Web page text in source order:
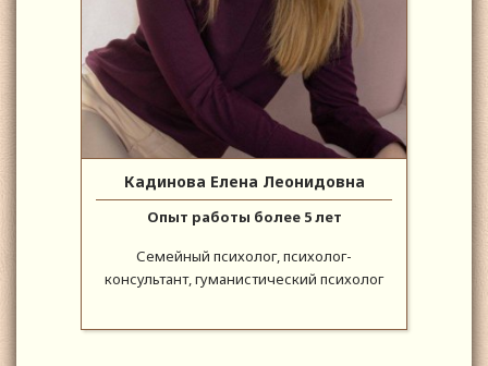
Кадинова Елена Леонидовна
Опыт работы более 5 лет
Семейный психолог, психолог-
консультант, гуманистический психолог